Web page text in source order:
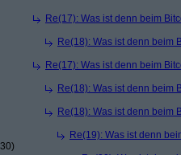
Re(17): Was ist denn beim
Re(18): Was ist denn beim
Re(17): Was ist denn beim
Re(18): Was ist denn beim
Re(18): Was ist denn beim
Re(19): Was ist denn